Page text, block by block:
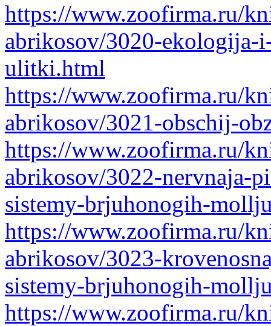
https://www.zoofirma.ru/
abrikosov/3020-ekologija-
ulitki.html
https://www.zoofirma.ru/
abrikosov/3021-obschij-
https://www.zoofirma.ru/
abrikosov/3022-nervnaja-
sistemy-brjuhonogih-
https://www.zoofirma.ru/
abrikosov/3023-
sistemy-brjuhonogih-
https://www.zoofirma.ru/